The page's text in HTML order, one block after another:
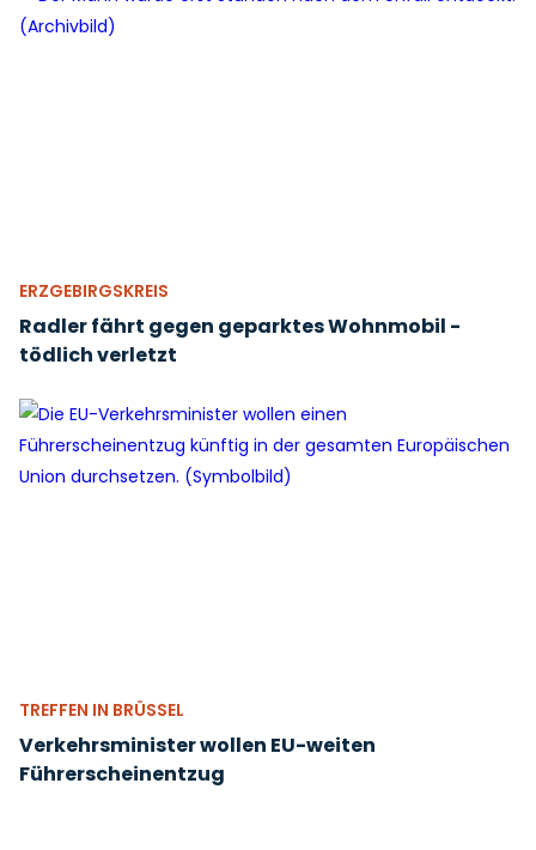
ERZGEBIRGSKREIS
Radler fährt gegen geparktes Wohnmobil -
tödlich verletzt
TREFFEN IN BRÜSSEL
Verkehrsminister wollen EU-weiten
Führerscheinentzug